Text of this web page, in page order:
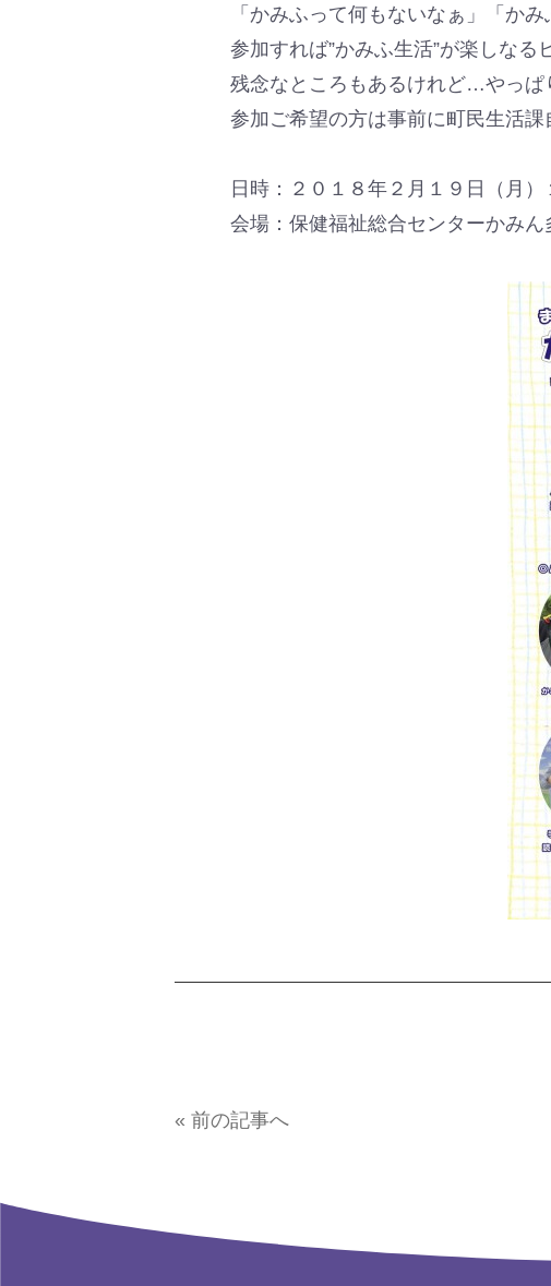
「かみふって何もないなぁ」「か
参加すれば”かみふ生活”が楽しなる
残念なところもあるけれど…やっぱ
参加ご希望の方は事前に町民生活課
日時：２０１８年２月１９日（月）
会場：保健福祉総合センターかみん
« 前の記事へ